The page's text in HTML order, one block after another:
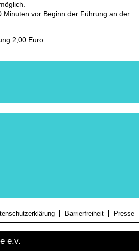
Minuten vor Beginn der Führung an der
2,00 Euro
Barrierfreiheit Presse
e.v.